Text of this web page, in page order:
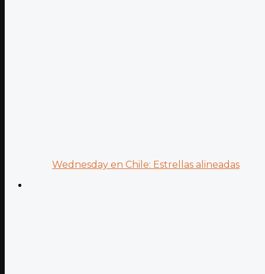
Wednesday en Chile: Estrellas alineadas